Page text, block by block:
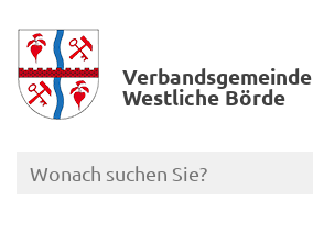
Verbands­gemeinde
Westliche Börde